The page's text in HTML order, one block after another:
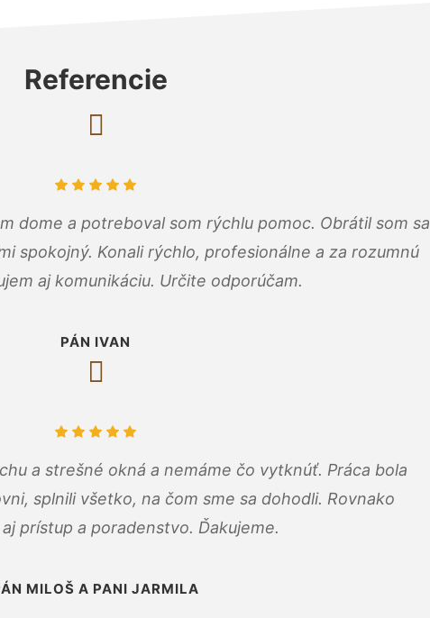
Referencie
dome a potreboval som rýchlu pomoc. Obrátil som sa
spokojný. Konali rýchlo, profesionálne a za rozumnú
aj komunikáciu. Určite odporúčam.
PÁN IVAN
a strešné okná a nemáme čo vytknúť. Práca bola
splnili všetko, na čom sme sa dohodli. Rovnako
prístup a poradenstvo. Ďakujeme.
MILOŠ A PANI JARMILA